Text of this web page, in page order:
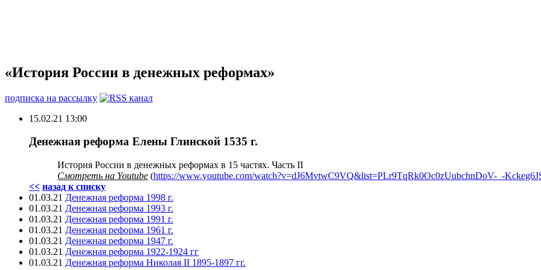
«История России в денежных реформах»
подписка на рассылку
15.02.21 13:00
Денежная реформа Елены Глинской 1535 г.
История России в денежных реформах в 15 частях. Часть II
Смотреть на Youtube (https://www.youtube.com/watch?v=dJ6MvtwC9VQ&list=PLr9TqRk0Oc0zUubchnDoV-_-
<< назад к списку
01.03.21 Денежная реформа 1998 г.
01.03.21 Денежная реформа 1993 г.
01.03.21 Денежная реформа 1991 г.
01.03.21 Денежная реформа 1961 г.
01.03.21 Денежная реформа 1947 г.
01.03.21 Денежная реформа 1922-1924 гг
01.03.21 Денежная реформа Николая II 1895-1897 гг.